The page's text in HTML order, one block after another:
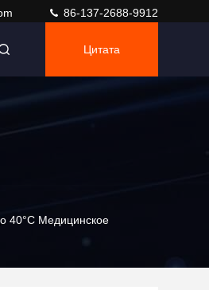
86-137-2688-9912
Цитата
40°C Медицинское